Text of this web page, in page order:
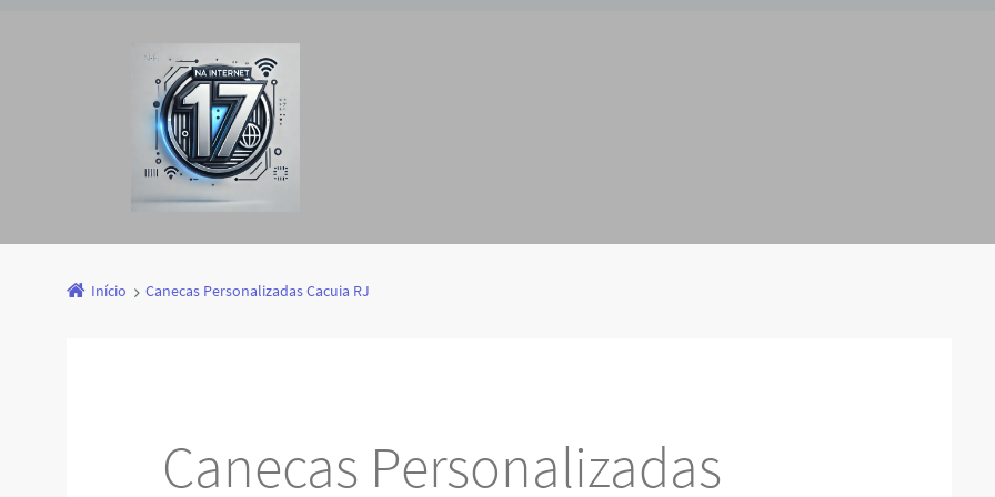
Início Canecas Personalizadas Cacuia RJ
Canecas Personalizadas